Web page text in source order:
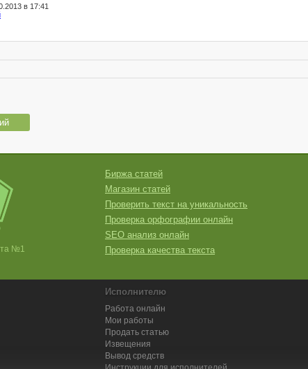
в 17:41
№1
Биржа статей
Магазин статей
Проверить текст на уникальность
Проверка орфографии онлайн
SEO анализ онлайн
Проверка качества текста
Исполнителю
Работа онлайн
Мои работы
Продать статью
Извещения
Вывод средств